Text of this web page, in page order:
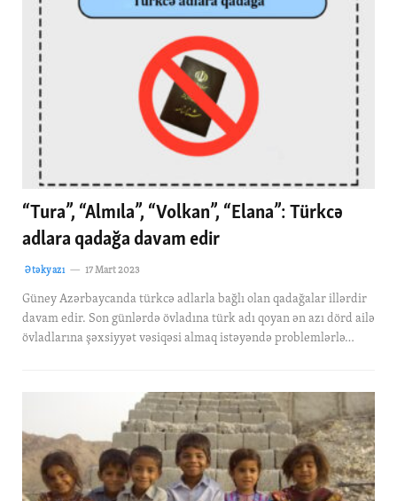
“Tura”, “Almıla”, “Volkan”, “Elana”: Türkcə
adlara qadağa davam edir
Ətəkyazı 17 Mart 2023
Güney Azərbaycanda türkcə adlarla bağlı olan qadağalar illərdir
davam edir. Son günlərdə övladına türk adı qoyan ən azı dörd ailə
övladlarına şəxsiyyət vəsiqəsi almaq istəyəndə problemlərlə…